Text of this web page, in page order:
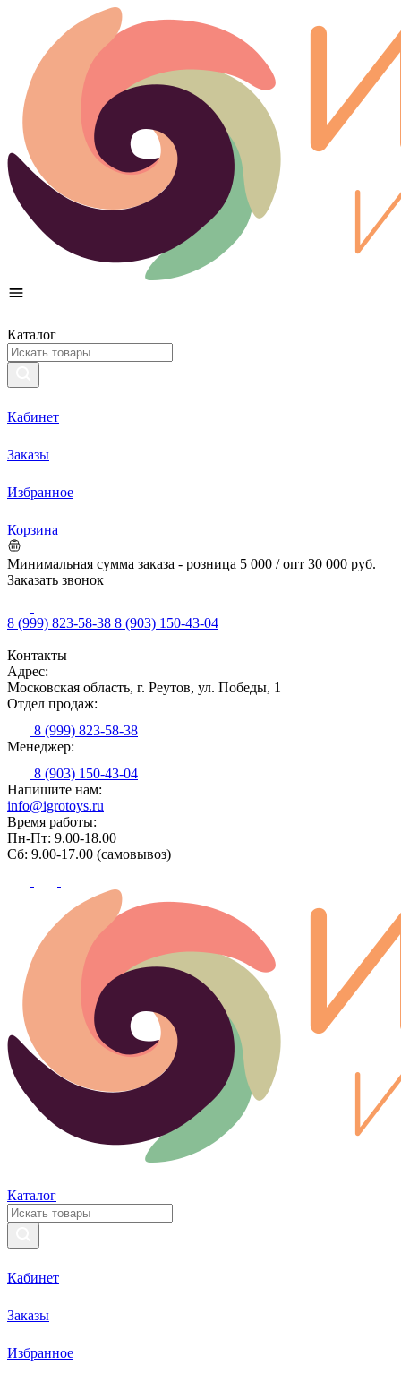
Каталог
Кабинет
Заказы
Избранное
Корзина
Минимальная сумма заказа - розница 5 000 / опт 30 000 руб.
Заказать звонок
8 (999) 823-58-38 8 (903) 150-43-04
Контакты
Адрес:
Московская область, г. Реутов, ул. Победы, 1
Отдел продаж:
8 (999) 823-58-38
Менеджер:
8 (903) 150-43-04
Напишите нам:
info@igrotoys.ru
Время работы:
Пн-Пт: 9.00-18.00
Сб: 9.00-17.00 (самовывоз)
Каталог
Кабинет
Заказы
Избранное